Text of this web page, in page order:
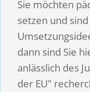
Sie möchten
setzen und
dann sind Sie
anlässlich des
der EU"